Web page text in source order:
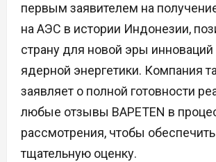
первым заявителем на
на АЭС в истории Индонезии,
страну для новой эры инноваций
ядерной энергетики. Компания
заявляет о полной готовности
любые отзывы BAPETEN в
рассмотрения, чтобы
тщательную оценку.